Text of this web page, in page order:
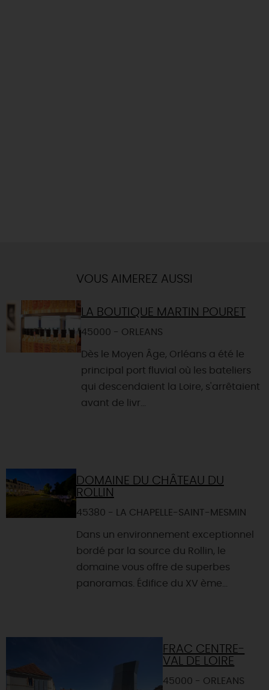
VOUS AIMEREZ AUSSI
LA BOUTIQUE MARTIN POURET
45000 - ORLEANS
Dès le Moyen Âge, Orléans a été le
principal port fluvial où les bateliers
qui descendaient la Loire, s'arrêtaient
avant de livr...
DOMAINE DU CHÂTEAU DU
ROLLIN
45380 - LA CHAPELLE-SAINT-MESMIN
Dans un environnement exceptionnel
bordé par la source du Rollin, le
domaine vous offre de superbes
panoramas. Édifice du XV ème...
FRAC CENTRE-
VAL DE LOIRE
45000 - ORLEANS